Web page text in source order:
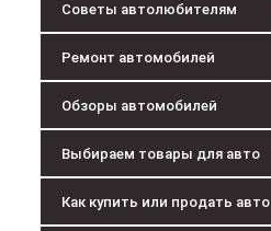
Советы автолюбителям
Ремонт автомобилей
Обзоры автомобилей
Выбираем товары для авто
Как купить или продать авто